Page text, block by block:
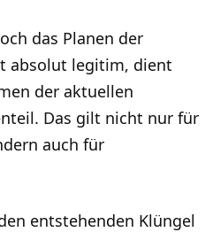
das Planen der
absolut legitim, dient
der aktuellen
Das gilt nicht nur für
auch für
entstehenden Klüngel